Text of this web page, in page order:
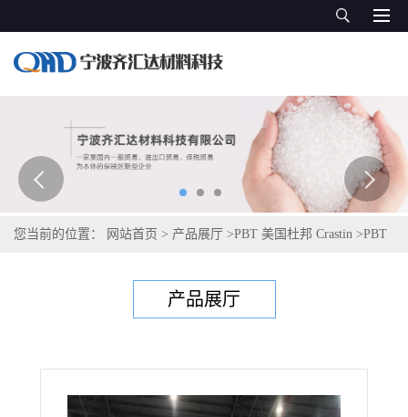
您当前的位置： 网站首页 > 产品展厅 >PBT 美国杜邦 Crastin >PBT
产品展厅